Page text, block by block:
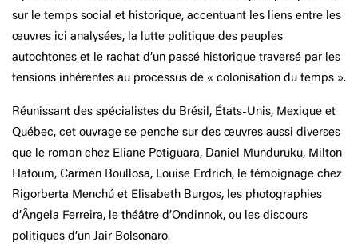
sur le temps social et historique, accentuant les liens entre les
œuvres ici analysées, la lutte politique des peuples
autochtones et le rachat d’un passé historique traversé par les
tensions inhérentes au processus de « colonisation du temps ».
Réunissant des spécialistes du Brésil, États-Unis, Mexique et
Québec, cet ouvrage se penche sur des œuvres aussi diverses
que le roman chez Eliane Potiguara, Daniel Munduruku, Milton
Hatoum, Carmen Boullosa, Louise Erdrich, le témoignage chez
Rigorberta Menchú et Elisabeth Burgos, les photographies
d’Ângela Ferreira, le théâtre d’Ondinnok, ou les discours
politiques d’un Jair Bolsonaro.